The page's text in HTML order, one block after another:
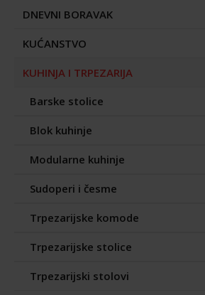
DNEVNI BORAVAK
KUĆANSTVO
KUHINJA I TRPEZARIJA
Barske stolice
Blok kuhinje
Modularne kuhinje
Sudoperi i česme
Trpezarijske komode
Trpezarijske stolice
Trpezarijski stolovi